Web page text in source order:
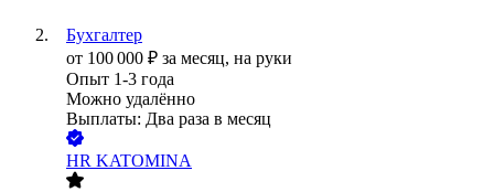
Бухгалтер
от 100 000 ₽ за месяц, на руки
Опыт 1-3 года
Можно удалённо
Выплаты: Два раза в месяц
HR KATOMINA